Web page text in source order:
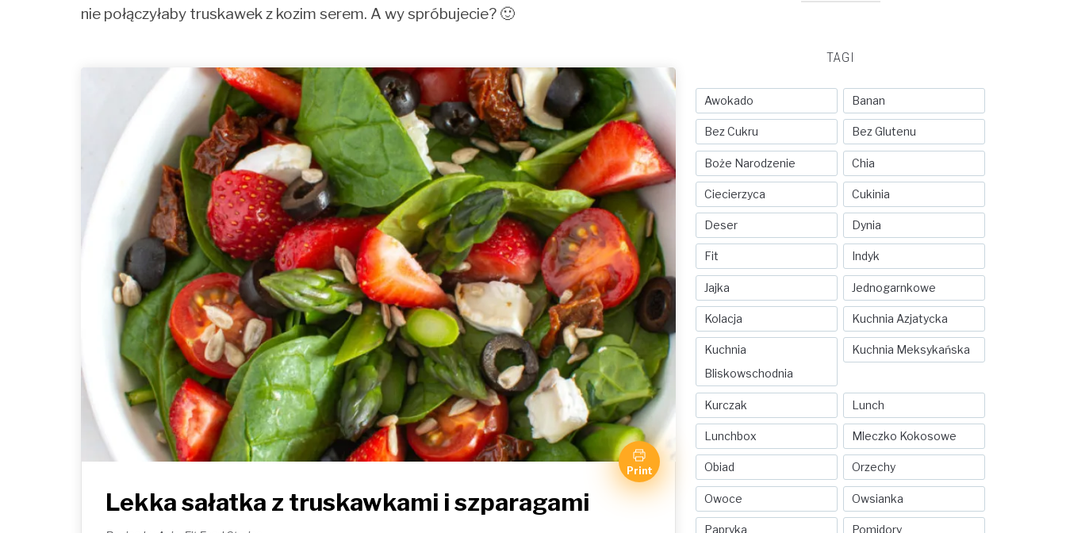
nie połączyłaby truskawek z kozim serem. A wy spróbujecie? 🙂
Print
Lekka sałatka z truskawkami i szparagami
TAGI
Awokado Banan
Bez Cukru Bez Glutenu
Boże Narodzenie Chia
Ciecierzyca Cukinia
Deser Dynia
Fit Indyk
Jajka Jednogarnkowe
Kolacja Kuchnia Azjatycka
Kuchnia
Bliskowschodnia
Kuchnia Meksykańska
Kurczak Lunch
Lunchbox Mleczko Kokosowe
Obiad Orzechy
Owoce Owsianka
Papryka Pomidory